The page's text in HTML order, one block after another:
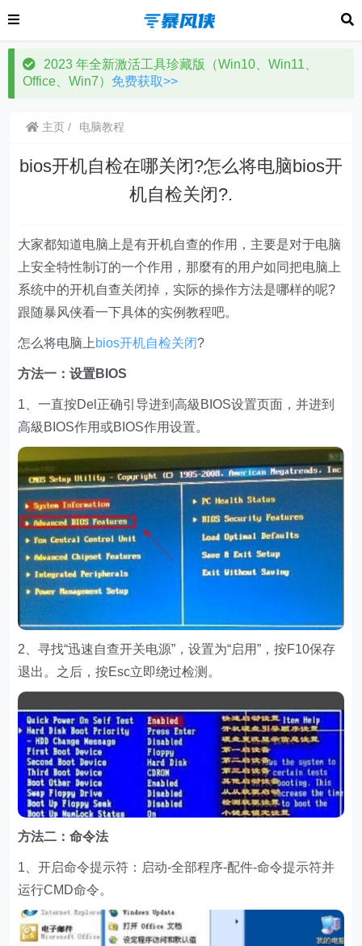
2023 年全新激活工具珍藏版（Win10、Win11、
Office、Win7） 免费获取>>
主页 电脑教程
bios开机自检在哪关闭?怎么将电脑bios开
机自检关闭?.
大家都知道电脑上是有开机自查的作用，主要是对于电脑
上安全特性制订的一个作用，那麼有的用户如同把电脑上
系统中的开机自查关闭掉，实际的操作方法是哪样的呢?
跟随暴风侠看一下具体的实例教程吧。
怎么将电脑上 bios开机自检关闭?
方法一：设置BIOS
1、一直按Del正确引导进到高級BIOS设置页面，并进到
高級BIOS作用或BIOS作用设置。
2、寻找“迅速自查开关电源”，设置为“启用”，按F10保存
退出。之后，按Esc立即绕过检测。
方法二：命令法
1、开启命令提示符：启动-全部程序-配件-命令提示符并
运行CMD命令。